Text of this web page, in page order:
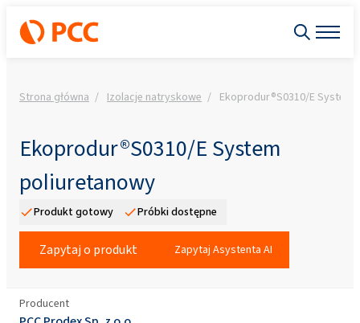
Strona główna Izolacje natryskowe Ekoprodur®S0310/E System
Ekoprodur®S0310/E System
poliuretanowy
Produkt gotowy Próbki dostępne
Zapytaj o produkt Zapytaj Asystenta AI
Producent